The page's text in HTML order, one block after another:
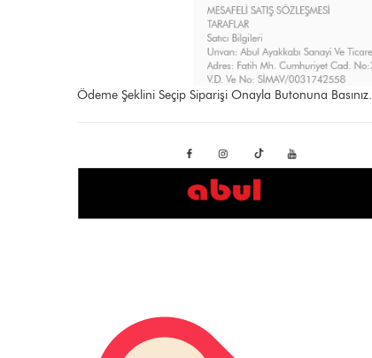
Ödeme Şeklini Seçip Siparişi Onayla Butonuna Basınız.